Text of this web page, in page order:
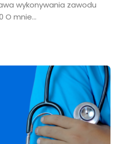
wykonywania zawodu
O mnie...